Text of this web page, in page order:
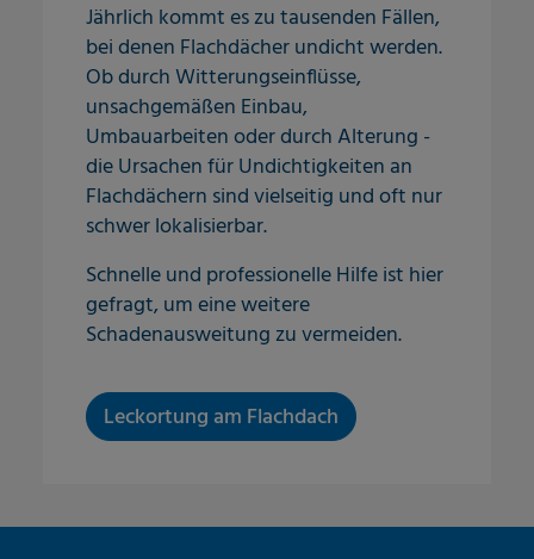
Jährlich kommt es zu tausenden Fällen,
bei denen Flachdächer undicht werden.
Ob durch Witterungseinflüsse,
unsachgemäßen Einbau,
Umbauarbeiten oder durch Alterung -
die Ursachen für Undichtigkeiten an
Flachdächern sind vielseitig und oft nur
schwer lokalisierbar.
Schnelle und professionelle Hilfe ist hier
gefragt, um eine weitere
Schadenausweitung zu vermeiden.
Leckortung am Flachdach